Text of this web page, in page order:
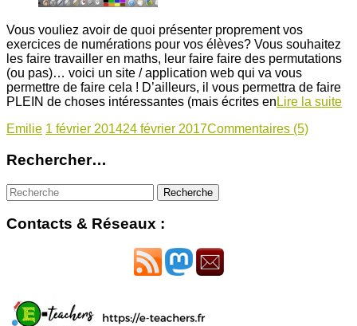
Vous vouliez avoir de quoi présenter proprement vos
exercices de numérations pour vos élèves? Vous souhaitez
les faire travailler en maths, leur faire faire des permutations
(ou pas)… voici un site / application web qui va vous
permettre de faire cela ! D’ailleurs, il vous permettra de faire
PLEIN de choses intéressantes (mais écrites en Lire la suite
Emilie 1 février 201424 février 2017Commentaires (5)
Rechercher…
Contacts & Réseaux :